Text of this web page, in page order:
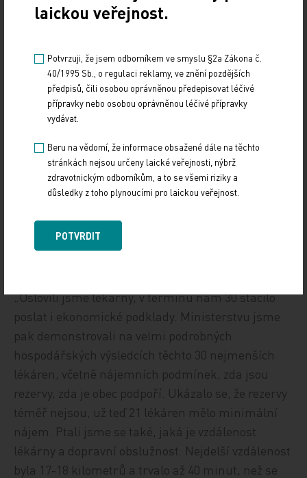
o geriatrické pacienty, což je mířeno i do
věku je vyšší než ve městech. Druhý specializační
kurz s názvem adiktologická péče je zaměřen na
problémy nezdravého životního stylu, kouření, pití
alkoholu. „Takže si myslím, že lékárny jsou
připraveny, aby v rámci odborných služeb dělaly
pro obyvatele po celém území daleko víc,“ upřesnil
prezident komory.
Stavovská organizace předkládá opakovaně
ministerstvu zdravotnictví návrhy, jak zajistit
lékárenskou péči také na venkově. Připravila
„Oslovili jsme lékárny, v termínu nám 30 stačilo
poslat i ekonomické podklady. Ministerstvu jsme
pak demonstrovali na velmi podrobných
hospodářských výsledcích těchto 30 nejmenších
lékáren, včetně nájemních podmínek, zda jsou
rezervy, zda je obec podpoří. Ukázalo se, že rezervy
téměř nejsou, už teď 21 lékáren mělo minimální
nájem. Ptali jsme se také, jaká je vzdálenost
lékárny a dopravní obslužnost. Nejdelší vzdálenost
byla 17-18 kilometrů a trvalo až 40 minut, než se
laickou veřejnost.
Potvrzuji, že jsem odborníkem ve smyslu §2a Zákona č.
40/1995 Sb., o regulaci reklamy, ve znění pozdějších
předpisů, čili osobou oprávněnou předepisovat léčivé
přípravky nebo osobou oprávněnou léčivé přípravky
vydávat.
Beru na vědomí, že informace obsažené dále na těchto
stránkách nejsou určeny laické veřejnosti, nýbrž
zdravotnickým odborníkům, a to se všemi riziky a
důsledky z toho plynoucími pro laickou veřejnost.
POTVRDIT